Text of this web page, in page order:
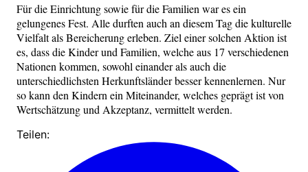
Für die Einrichtung sowie für die Familien war es ein
gelungenes Fest. Alle durften auch an diesem Tag die kulturelle
Vielfalt als Bereicherung erleben. Ziel einer solchen Aktion ist
es, dass die Kinder und Familien, welche aus 17 verschiedenen
Nationen kommen, sowohl einander als auch die
unterschiedlichsten Herkunftsländer besser kennenlernen. Nur
so kann den Kindern ein Miteinander, welches geprägt ist von
Wertschätzung und Akzeptanz, vermittelt werden.
Teilen: